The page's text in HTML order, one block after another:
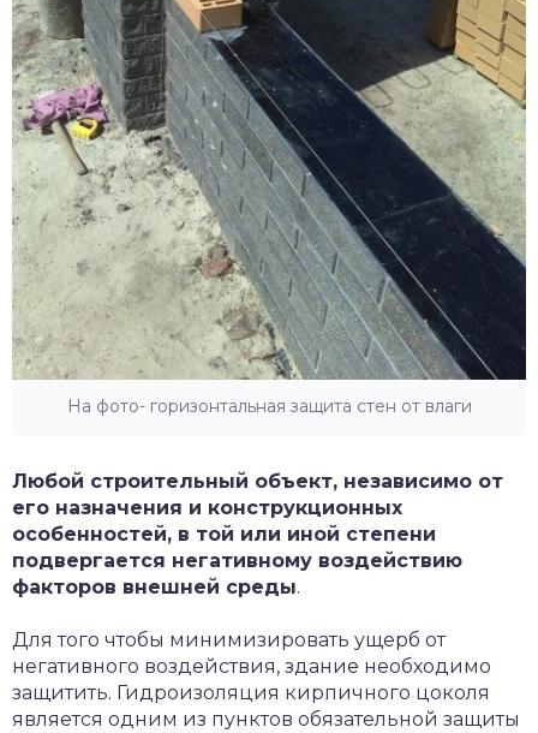
На фото- горизонтальная защита стен от влаги
Любой строительный объект, независимо от
его назначения и конструкционных
особенностей, в той или иной степени
подвергается негативному воздействию
факторов внешней среды.
Для того чтобы минимизировать ущерб от
негативного воздействия, здание необходимо
защитить. Гидроизоляция кирпичного цоколя
является одним из пунктов обязательной защиты